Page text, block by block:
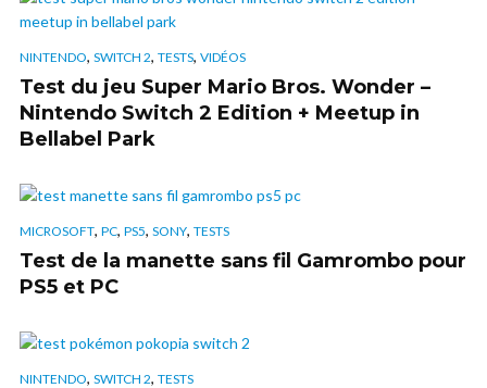
NINTENDO, SWITCH 2, TESTS, VIDÉOS
Test du jeu Super Mario Bros. Wonder –
Nintendo Switch 2 Edition + Meetup in
Bellabel Park
MICROSOFT, PC, PS5, SONY, TESTS
Test de la manette sans fil Gamrombo pour
PS5 et PC
NINTENDO, SWITCH 2, TESTS